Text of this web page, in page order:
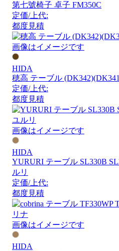
第七號椅子 卓子 FM350C
定価/上代:
都度見積
画像はイメージです
HIDA
穂高 テーブル
定価/上代:
都度見積
画像はイメージです
HIDA
YURURI テーブル SL330B
ルリ
定価/上代:
都度見積
画像はイメージです
HIDA